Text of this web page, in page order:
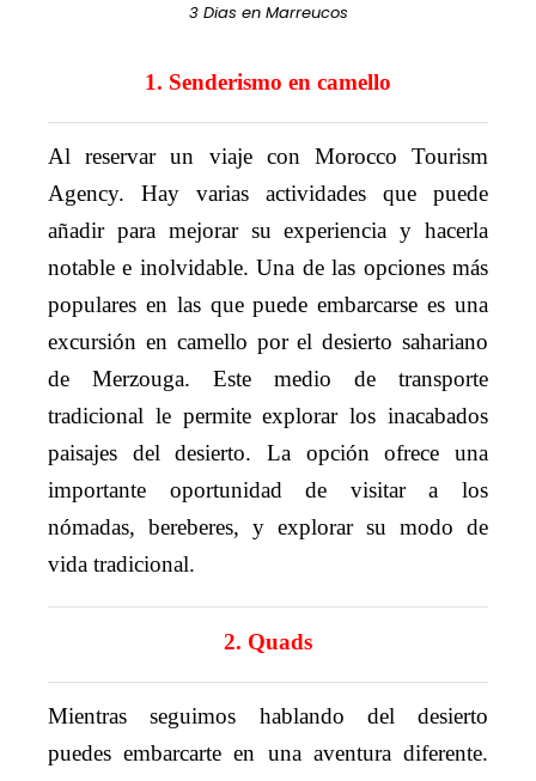
3 Dias en Marreucos
1. Senderismo en camello
Al reservar un viaje con Morocco Tourism
Agency. Hay varias actividades que puede
añadir para mejorar su experiencia y hacerla
notable e inolvidable. Una de las opciones más
populares en las que puede embarcarse es una
excursión en camello por el desierto sahariano
de Merzouga. Este medio de transporte
tradicional le permite explorar los inacabados
paisajes del desierto. La opción ofrece una
importante oportunidad de visitar a los
nómadas, bereberes, y explorar su modo de
vida tradicional.
2. Quads
Mientras seguimos hablando del desierto
puedes embarcarte en una aventura diferente.